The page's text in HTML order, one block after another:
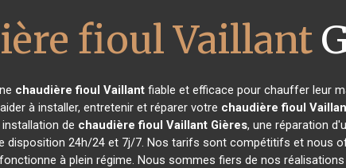
fioul Vaillant
chaudière fioul Vaillant fiable et efficace pour chauffer leur
à installer, entretenir et réparer votre chaudière fioul
de chaudière fioul Vaillant Gières, une réparation
24h/24 et 7j/7. Nos tarifs sont compétitifs et nous
fonctionne à plein régime. Nous sommes fiers de nos